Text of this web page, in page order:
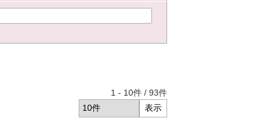
1 - 10件 / 93件